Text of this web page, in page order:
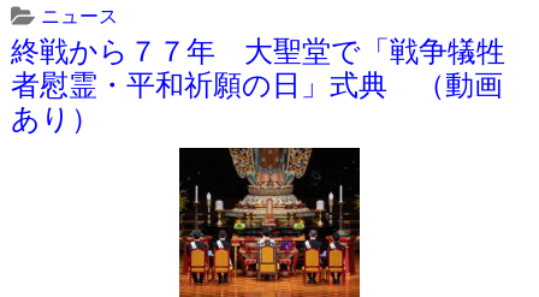
ニュース
終戦から７７年 大聖堂で「戦争犠牲
者慰霊・平和祈願の日」式典 （動画
あり）